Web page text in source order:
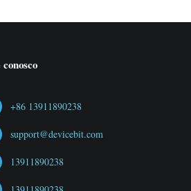
conosco
+86 13911890238
support@devicebit.com
13911890238